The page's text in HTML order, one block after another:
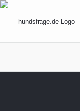
hundsfrage.de